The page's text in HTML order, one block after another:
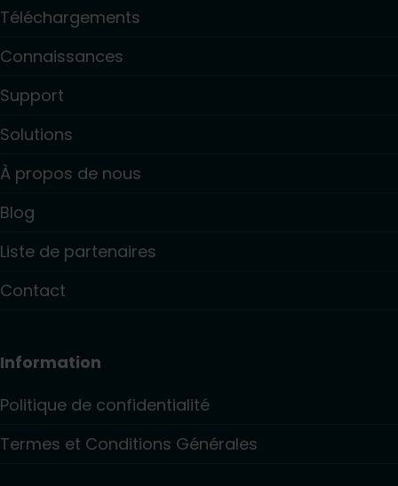
Téléchargements
Connaissances
Support
Solutions
À propos de nous
Blog
Liste de partenaires
Contact
Information
Politique de confidentialité
Termes et Conditions Générales